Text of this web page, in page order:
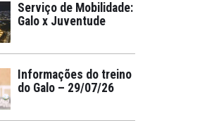
Serviço de Mobilidade:
Galo x Juventude
Informações do treino
do Galo – 29/07/26